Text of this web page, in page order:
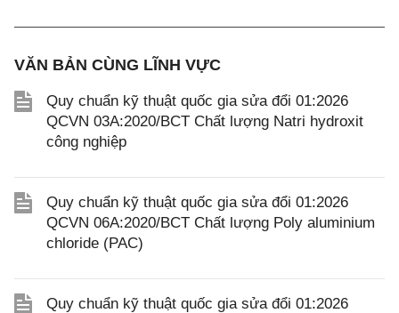
VĂN BẢN CÙNG LĨNH VỰC
Quy chuẩn kỹ thuật quốc gia sửa đổi 01:2026
QCVN 03A:2020/BCT Chất lượng Natri hydroxit
công nghiệp
Quy chuẩn kỹ thuật quốc gia sửa đổi 01:2026
QCVN 06A:2020/BCT Chất lượng Poly aluminium
chloride (PAC)
Quy chuẩn kỹ thuật quốc gia sửa đổi 01:2026